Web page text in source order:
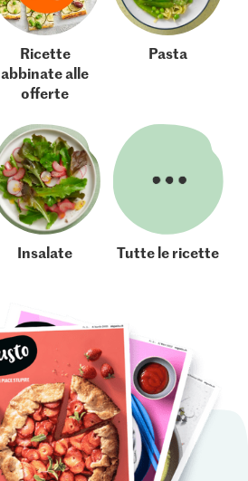
Ricette
abbinate alle
offerte
Pasta
Insalate Tutte le ricette